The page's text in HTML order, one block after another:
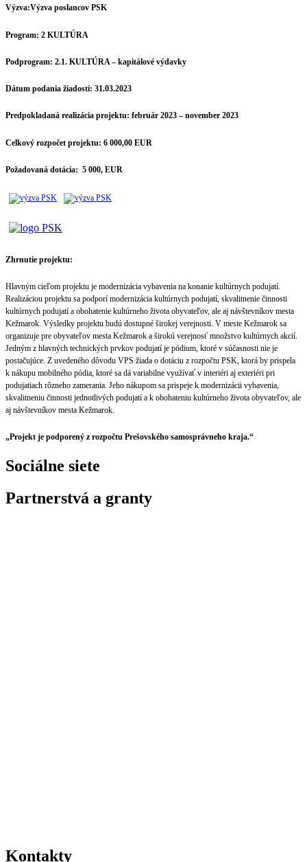
Výzva:Výzva poslancov PSK
Program: 2 KULTÚRA
Podprogram: 2.1. KULTÚRA – kapitálové výdavky
Dátum podania žiadosti: 31.03.2023
Predpokladaná realizácia projektu: február 2023 – november 2023
Celkový rozpočet projektu: 6 000,00 EUR
Požadovaná dotácia: 5 000, EUR
Zhrnutie projektu:
Hlavným cieľom projektu je modernizácia vybavenia na konanie kultúrnych podujatí.
Realizáciou projektu sa podporí modernizácia kultúrnych podujatí, skvalitnenie činnosti
kultúrnych podujatí a obohatenie kultúrneho života obyvateľov, ale aj návštevníkov mesta
Kežmarok. Výsledky projektu budú dostupné širokej verejnosti. V meste Kežmarok sa
organizuje pre obyvateľov mesta Kežmarok a širokú verejnosť množstvo kultúrnych akcií.
Jedným z hlavných technických prvkov podujatí je pódium, ktoré v súčasnosti nie je
postačujúce. Z uvedeného dôvodu VPS žiada o dotáciu z rozpočtu PSK, ktorá by prispela
k nákupu mobilného pódia, ktoré sa dá variabilne využívať v interiéri aj exteriéri pri
podujatiach rôzneho zamerania. Jeho nákupom sa prispeje k modernizácii vybavenia,
skvalitneniu činnosti jednotlivých podujatí a k obohateniu kultúrneho života obyvateľov, ale
aj návštevníkov mesta Kežmarok.
„Projekt je podporený z rozpočtu Prešovského samosprávneho kraja.“
Sociálne siete
Partnerstvá a granty
Kontakty